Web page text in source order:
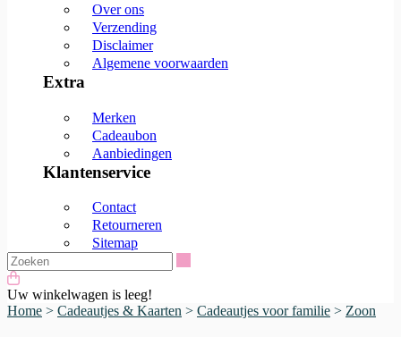
Over ons
Verzending
Disclaimer
Algemene voorwaarden
Extra
Merken
Cadeaubon
Aanbiedingen
Klantenservice
Contact
Retourneren
Sitemap
Uw winkelwagen is leeg!
Home > Cadeautjes & Kaarten > Cadeautjes voor familie > Zoon